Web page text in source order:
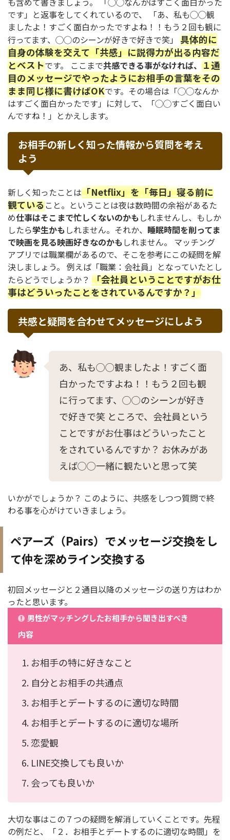
です」と返事をしてくれているので、 「あ、私も◯◯観
ましたよ！すごく面白かったですよね！！もう２回も観に
行ってます、◯◯のシーンが好きで好きで笑」 具体的に
自身の体験を交えて「共感」に説得力が出る内容だ
とベストです。 ここまで共感できる事がなければ、 １通
目のメッセージでやったようにお相手の言葉をその
まま同じ様に書けばOKです。その場合は「◯◯なんか
はすごく面白かったです」に対して、「◯◯すごく面白い
んですね！」とかえします。
お相手の新しく知った情報から質問を考え
よう
新しく知ったことは「Netflix」を「毎日」寝る前に
観ていること。ということは夜は数時間の余裕があるた
め仕事はそこまで忙しくないのかも しれませんし、もしか
したら学生かも しれません。それか、 睡眠時間を削ってま
で映画を見る映画好きなのかも しれません。 マッチング
アプリでは職業欄があるので、そこを参考にこの疑問を解
決しましょう。 例えば「職業：会社員」となっていたとし
たらどうでしょうか？ 「会社員ということですがお仕
事はどういったことをされているんですか？」
共感と疑問を合わせてメッセージにしよう
あ、私も◯◯観ましたよ！すごく面
白かったですよね！！もう２回も観
に行ってます、◯◯のシーンが好き
で好きで笑 ところで、会社員という
ことですがお仕事はどういったこと
をされているんですか？ お休みがあ
えば◯◯一緒に観たいと思って笑
いかがでしょうか？ このように、共感をしつつ質問で終
わる事を心がけていきましょう。
ペアーズ（Pairs）でメッセージ交換をし
て仲を深めライン交換する
初回メッセージと２通目以降のメッセージの送り方はわか
ったと思います。
男性がマッチングしたお相手から聞き出すべき
内容
お相手の特に好きなこと
自分とお相手の共通点
お相手とデートするのに適切な時間
お相手とデートするのに適切な場所
恋愛観
LINE交換しても良いか
会っても良いか
大切な事はこの７つの疑問を解消していくことです。先程
の例だと、「２．お相手とデートするのに適切な時間」を